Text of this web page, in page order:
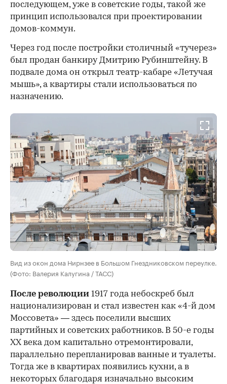
последующем, уже в советские годы, такой же
принцип использовался при проектировании
домов-коммун.
Через год после постройки столичный «тучерез»
был продан банкиру Дмитрию Рубинштейну. В
подвале дома он открыл театр-кабаре «Летучая
мышь», а квартиры стали использоваться по
назначению.
Вид из окон дома Нирнзее в Большом Гнездниковском переулке.
(Фото: Валерия Калугина / ТАСС)
После революции 1917 года небоскреб был
национализирован и стал известен как «4-й дом
Моссовета» — здесь поселили высших
партийных и советских работников. В 50-е годы
ХХ века дом капитально отремонтировали,
параллельно перепланировав ванные и туалеты.
Тогда же в квартирах появились кухни, а в
некоторых благодаря изначально высоким